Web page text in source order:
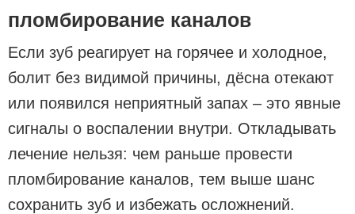
пломбирование каналов
Если зуб реагирует на горячее и холодное,
болит без видимой причины, дёсна отекают
или появился неприятный запах – это явные
сигналы о воспалении внутри. Откладывать
лечение нельзя: чем раньше провести
пломбирование каналов, тем выше шанс
сохранить зуб и избежать осложнений.